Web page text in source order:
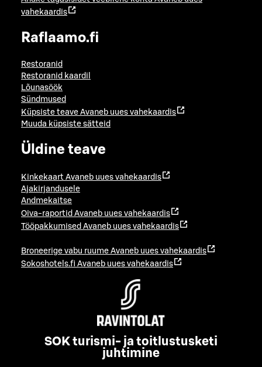
vahekaardis
Raflaamo.fi
Restoranid
Restoranid kaardil
Lõunasöök
Sündmused
Küpsiste teave Avaneb uues vahekaardis
Muuda küpsiste sätteid
Üldine teave
Kinkekaart Avaneb uues vahekaardis
Ajakirjandusele
Andmekaitse
Oiva-raportid Avaneb uues vahekaardis
Tööpakkumised Avaneb uues vahekaardis
Broneerige vabu ruume Avaneb uues vahekaardis
Sokoshotels.fi Avaneb uues vahekaardis
SOK turismi- ja toitlustusketi
juhtimine